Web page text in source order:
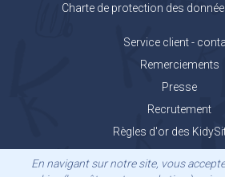
Charte de protection des
Service client -
Remerciements
Presse
Recrutement
Règles d'or des
En navigant sur notre site, vous